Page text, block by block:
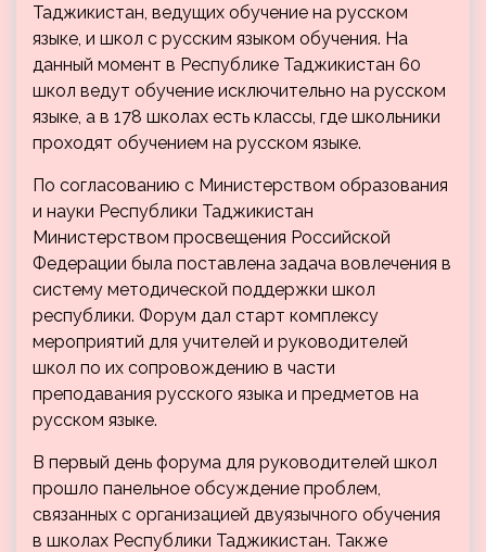
Таджикистан, ведущих обучение на русском
языке, и школ с русским языком обучения. На
данный момент в Республике Таджикистан 60
школ ведут обучение исключительно на русском
языке, а в 178 школах есть классы, где школьники
проходят обучением на русском языке.
По согласованию с Министерством образования
и науки Республики Таджикистан
Министерством просвещения Российской
Федерации была поставлена задача вовлечения в
систему методической поддержки школ
республики. Форум дал старт комплексу
мероприятий для учителей и руководителей
школ по их сопровождению в части
преподавания русского языка и предметов на
русском языке.
В первый день форума для руководителей школ
прошло панельное обсуждение проблем,
связанных с организацией двуязычного обучения
в школах Республики Таджикистан. Также